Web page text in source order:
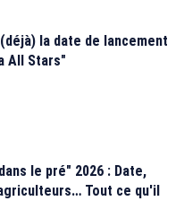
la date de lancement
All Stars"
le pré" 2026 : Date,
Tout ce qu'il